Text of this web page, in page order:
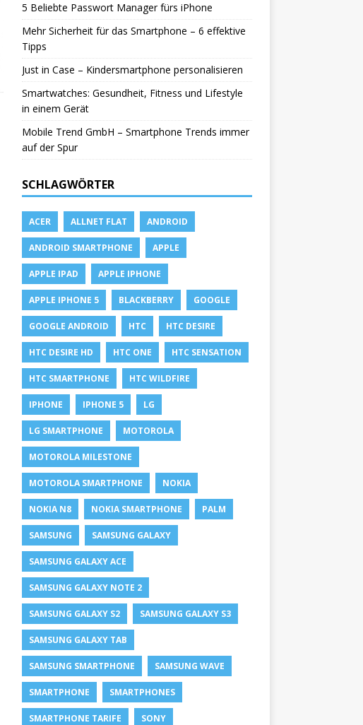
5 Beliebte Passwort Manager fürs iPhone
Mehr Sicherheit für das Smartphone – 6 effektive
Tipps
Just in Case – Kindersmartphone personalisieren
Smartwatches: Gesundheit, Fitness und Lifestyle
in einem Gerät
Mobile Trend GmbH – Smartphone Trends immer
auf der Spur
SCHLAGWÖRTER
ACER ALLNET FLAT ANDROID
ANDROID SMARTPHONE APPLE
APPLE IPAD APPLE IPHONE
APPLE IPHONE 5 BLACKBERRY GOOGLE
GOOGLE ANDROID HTC HTC DESIRE
HTC DESIRE HD HTC ONE HTC SENSATION
HTC SMARTPHONE HTC WILDFIRE
IPHONE IPHONE 5 LG
LG SMARTPHONE MOTOROLA
MOTOROLA MILESTONE
MOTOROLA SMARTPHONE NOKIA
NOKIA N8 NOKIA SMARTPHONE PALM
SAMSUNG SAMSUNG GALAXY
SAMSUNG GALAXY ACE
SAMSUNG GALAXY NOTE 2
SAMSUNG GALAXY S2 SAMSUNG GALAXY S3
SAMSUNG GALAXY TAB
SAMSUNG SMARTPHONE SAMSUNG WAVE
SMARTPHONE SMARTPHONES
SMARTPHONE TARIFE SONY